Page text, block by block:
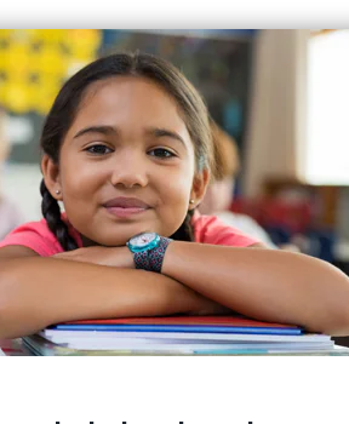
teniendo un
comunidad y en todo el mundo,
están comenzando a
nuevas "rutinas". Nuestra
es quedarse en casa y usar
durante los momentos
para salir de la casa.